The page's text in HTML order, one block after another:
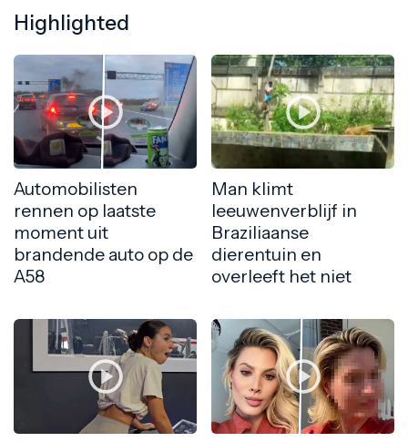
Highlighted
Automobilisten
rennen op laatste
moment uit
brandende auto op de
A58
Man klimt
leeuwenverblijf in
Braziliaanse
dierentuin en
overleeft het niet